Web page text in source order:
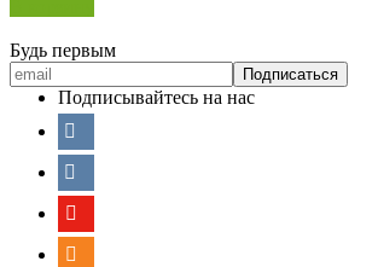
Будь первым
Подписывайтесь на нас